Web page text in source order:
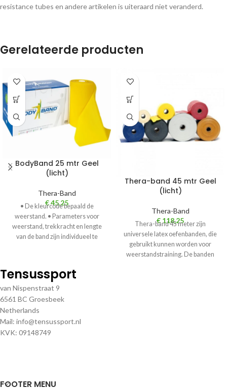
resistance tubes en andere artikelen is uiteraard niet veranderd.
Gerelateerde producten
BodyBand 25 mtr Geel
(licht)
Thera-Band
€45,25
• De kleurcode bepaald de
weerstand. • Parameters voor
weerstand, trekkracht en lengte
van de band zijn individueel te
Thera-band 45 mtr Geel
(licht)
Thera-Band
€ 118,25
Thera-band 45 meter zijn
universele latex oefenbanden, die
gebruikt kunnen worden voor
weerstandstraining. De banden
Tensussport
van Nispenstraat 9
6561 BC Groesbeek
Netherlands
Mail: info@tensussport.nl
KVK: 09148749
FOOTER MENU